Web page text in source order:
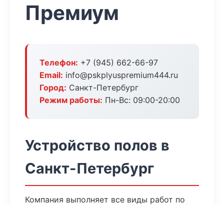
Премиум
Телефон: +7 (945) 662-66-97
Email: info@pskplyuspremium444.ru
Город: Санкт-Петербург
Режим работы: Пн-Вс: 09:00-20:00
Устройство полов в
Санкт-Петербург
Компания выполняет все виды работ по